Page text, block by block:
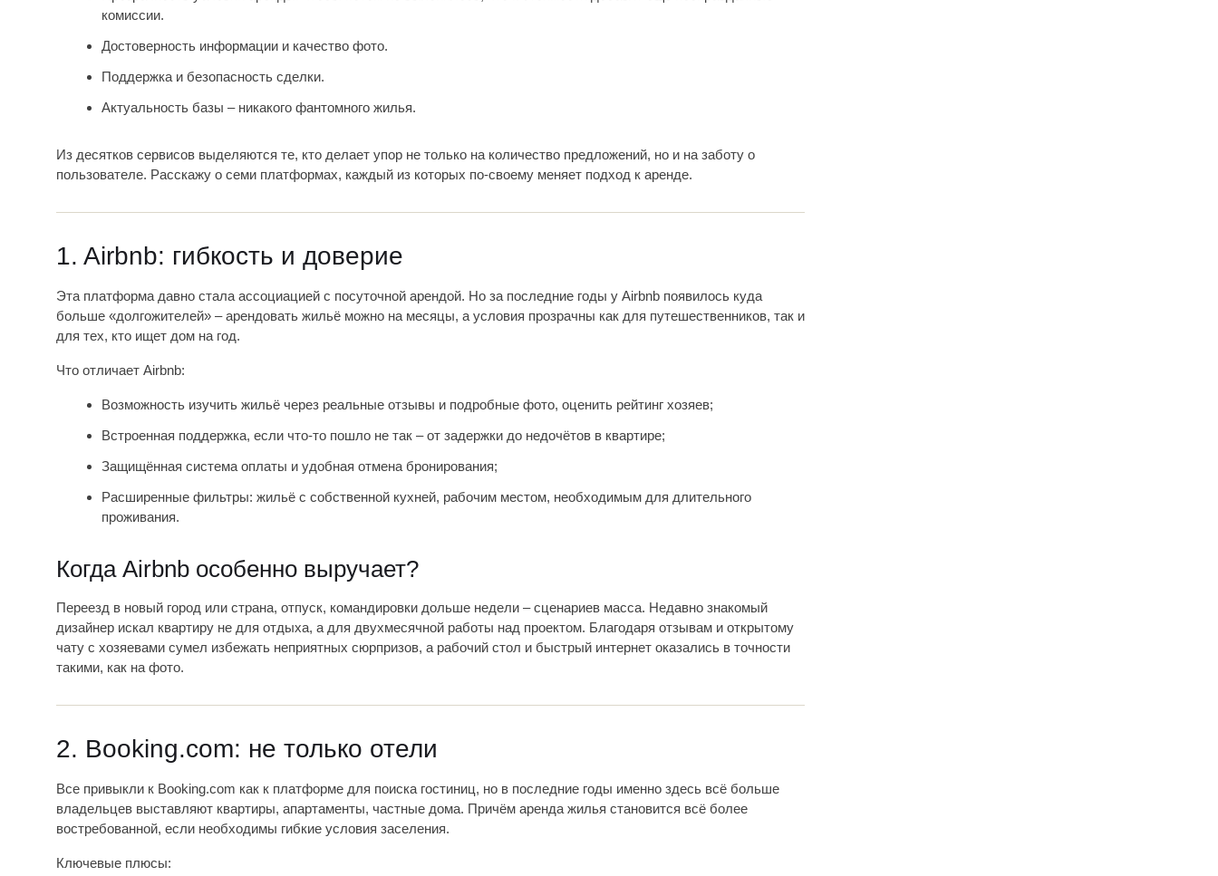
комиссии.
Достоверность информации и качество фото.
Поддержка и безопасность сделки.
Актуальность базы – никакого фантомного жилья.
Из десятков сервисов выделяются те, кто делает упор не только на количество предложений, но и на заботу о
пользователе. Расскажу о семи платформах, каждый из которых по-своему меняет подход к аренде.
1. Airbnb: гибкость и доверие
Эта платформа давно стала ассоциацией с посуточной арендой. Но за последние годы у Airbnb появилось куда
больше «долгожителей» – арендовать жильё можно на месяцы, а условия прозрачны как для путешественников, так и
для тех, кто ищет дом на год.
Что отличает Airbnb:
Возможность изучить жильё через реальные отзывы и подробные фото, оценить рейтинг хозяев;
Встроенная поддержка, если что-то пошло не так – от задержки до недочётов в квартире;
Защищённая система оплаты и удобная отмена бронирования;
Расширенные фильтры: жильё с собственной кухней, рабочим местом, необходимым для длительного
проживания.
Когда Airbnb особенно выручает?
Переезд в новый город или страна, отпуск, командировки дольше недели – сценариев масса. Недавно знакомый
дизайнер искал квартиру не для отдыха, а для двухмесячной работы над проектом. Благодаря отзывам и открытому
чату с хозяевами сумел избежать неприятных сюрпризов, а рабочий стол и быстрый интернет оказались в точности
такими, как на фото.
2. Booking.com: не только отели
Все привыкли к Booking.com как к платформе для поиска гостиниц, но в последние годы именно здесь всё больше
владельцев выставляют квартиры, апартаменты, частные дома. Причём аренда жилья становится всё более
востребованной, если необходимы гибкие условия заселения.
Ключевые плюсы: